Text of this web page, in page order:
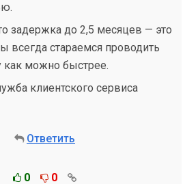
задержка до 2,5 месяцев — это
всегда стараемся проводить
как можно быстрее.
клиентского сервиса
Ответить
0 0